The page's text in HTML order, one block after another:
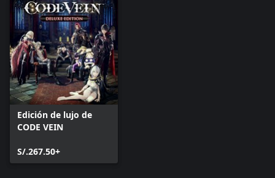
Edición de lujo de
CODE VEIN
S/.267.50+